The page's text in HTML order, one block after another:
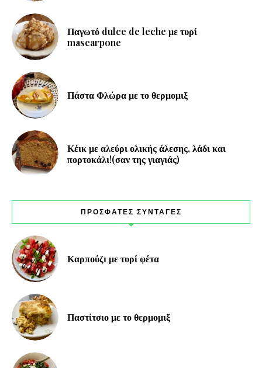
Παγωτό dulce de leche με τυρί
mascarpone
Πάστα Φλώρα με το θερμομιξ
Κέικ με αλεύρι ολικής άλεσης, λάδι και
πορτοκάλι!(σαν της γιαγιάς)
ΠΡΟΣΦΑΤΕΣ ΣΥΝΤΑΓΕΣ
Καρπούζι με τυρί φέτα
Παστίτσιο με το θερμομιξ